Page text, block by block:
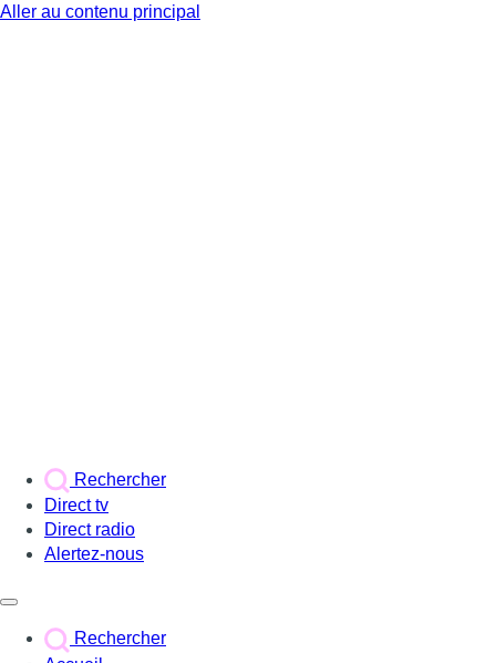
Aller au contenu principal
Rechercher
Direct tv
Direct radio
Alertez-nous
Rechercher